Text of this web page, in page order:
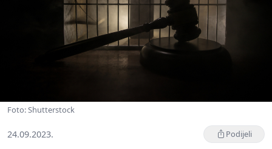
Foto: Shutterstock
24.09.2023. Podijeli